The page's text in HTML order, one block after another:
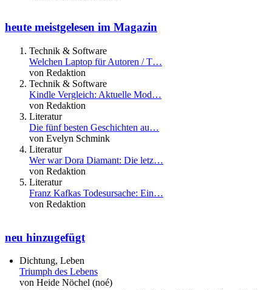
heute meistgelesen im Magazin
Technik & Software
Welchen Laptop für Autoren / T…
von Redaktion
Technik & Software
Kindle Vergleich: Aktuelle Mod…
von Redaktion
Literatur
Die fünf besten Geschichten au…
von Evelyn Schmink
Literatur
Wer war Dora Diamant: Die letz…
von Redaktion
Literatur
Franz Kafkas Todesursache: Ein…
von Redaktion
neu hinzugefügt
Dichtung, Leben
Triumph des Lebens
von Heide Nöchel (noé)